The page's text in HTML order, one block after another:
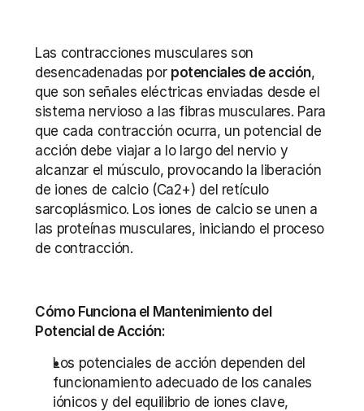
Las contracciones musculares son
desencadenadas por potenciales de acción,
que son señales eléctricas enviadas desde el
sistema nervioso a las fibras musculares. Para
que cada contracción ocurra, un potencial de
acción debe viajar a lo largo del nervio y
alcanzar el músculo, provocando la liberación
de iones de calcio (Ca2+) del retículo
sarcoplásmico. Los iones de calcio se unen a
las proteínas musculares, iniciando el proceso
de contracción.
Cómo Funciona el Mantenimiento del
Potencial de Acción:
Los potenciales de acción dependen del
funcionamiento adecuado de los canales
iónicos y del equilibrio de iones clave,